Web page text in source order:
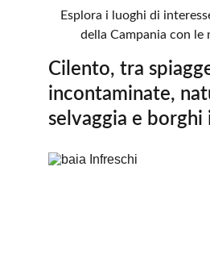
Esplora i luoghi di
della Campania con le
Cilento, tra
incontaminate,
selvaggia e